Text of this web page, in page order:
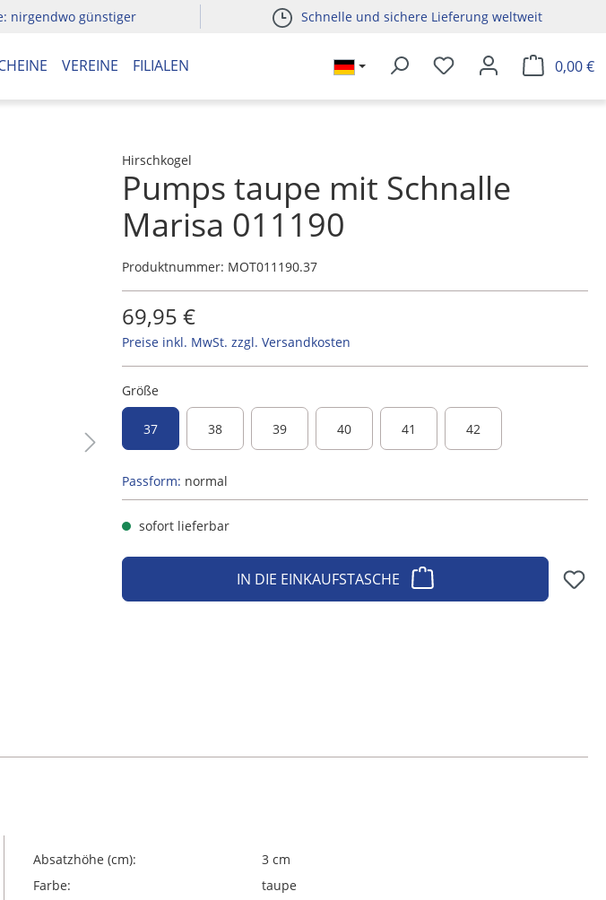
nirgendwo günstiger Schnelle und sichere Lieferung weltweit
VEREINE FILIALEN 0,00 €
Hirschkogel
Pumps taupe mit Schnalle
Marisa 011190
Produktnummer: MOT011190.37
69,95 €
Preise inkl. MwSt. zzgl. Versandkosten
Größe
37 38 39 40 41 42
Passform: normal
sofort lieferbar
IN DIE EINKAUFSTASCHE
Absatzhöhe (cm):
3 cm
Farbe:
taupe